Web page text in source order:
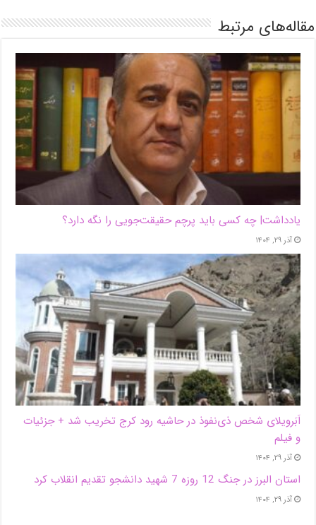
مقاله‌های مرتبط
یادداشت| ‌چه کسی باید پرچم حقیقت‌جویی را نگه دارد؟
آذر ۲۹, ۱۴۰۴
اَبَر‌ویلای شخص ذی‌نفوذ در حاشیه‌ رود کرج تخریب شد + جزئیات
و فیلم
آذر ۲۹, ۱۴۰۴
استان البرز در جنگ 12 روزه 7 شهید دانشجو تقدیم انقلاب کرد
آذر ۲۹, ۱۴۰۴